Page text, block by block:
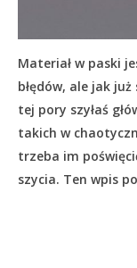
Materiał w paski
błędów, ale jak
tej pory szyłaś
takich w
trzeba im
szycia. Ten wpis